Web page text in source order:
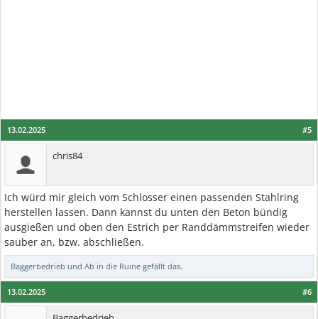
#5
13.02.2025
chris84
Ich würd mir gleich vom Schlosser einen passenden Stahlring
herstellen lassen. Dann kannst du unten den Beton bündig
ausgießen und oben den Estrich per Randdämmstreifen wieder
sauber an, bzw. abschließen.
Baggerbedrieb und Ab in die Ruine gefällt das.
#6
13.02.2025